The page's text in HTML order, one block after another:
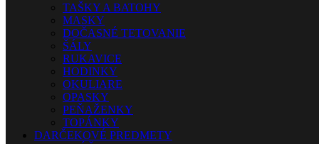
TAŠKY A BATOHY
MASKY
DOČASNÉ TETOVANIE
ŠÁLY
RUKAVICE
HODINKY
OKULIARE
OPASKY
PEŇAŽENKY
TOPÁNKY
DARČEKOVÉ PREDMETY